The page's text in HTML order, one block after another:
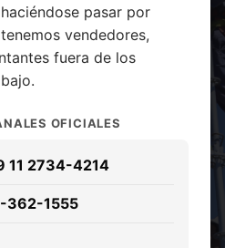
pasar por
vendedores,
fuera de los
OFICIALES
11 2734-4214
362-1555
seguras.